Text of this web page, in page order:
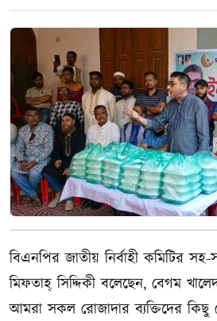
বিএনপির জাতীয় নির্বাহী কমিটির
মিফতাহ্ সিদ্দিকী বলেছেন, বেগম
আমরা সকল রোজাদার ব্যক্তিদের